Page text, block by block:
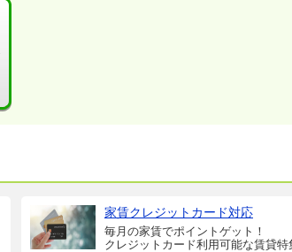
家賃クレジットカード対応
毎月の家賃でポイントゲット！
クレジットカード利用可能な賃貸特